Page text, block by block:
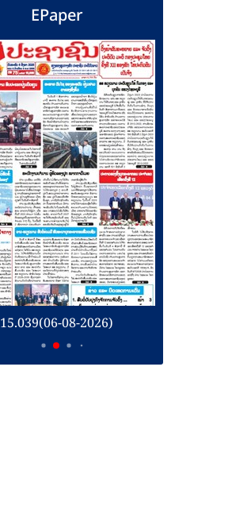
EPaper
15.039(06-08-2026)